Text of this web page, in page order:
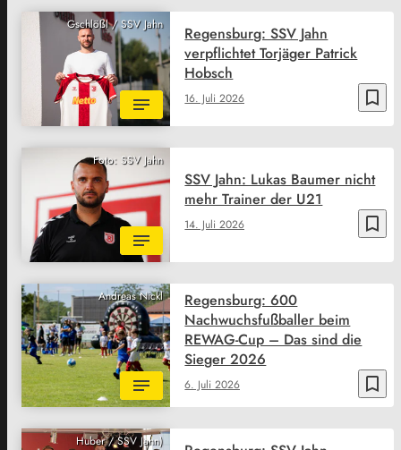
Gschlößl / SSV Jahn
bookmark_border
16. Juli 2026
Regensburg: SSV Jahn
verpflichtet Torjäger Patrick
Hobsch
Foto: SSV Jahn
bookmark_border
14. Juli 2026
SSV Jahn: Lukas Baumer nicht
mehr Trainer der U21
Andreas Nickl
bookmark_border
6. Juli 2026
Regensburg: 600
Nachwuchsfußballer beim
REWAG-Cup – Das sind die
Sieger 2026
Huber / SSV Jahn)